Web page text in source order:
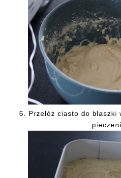
6. Przełóż ciasto do blaszki